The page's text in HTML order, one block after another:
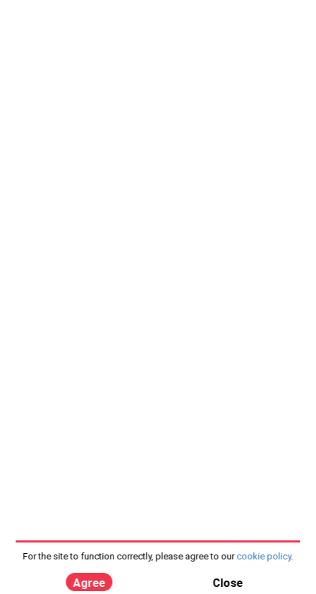
For the site to function correctly, please agree to our cookie policy.
Agree Close